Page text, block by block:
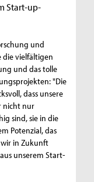
Start-up-
und
die vielfältigen
und das tolle
"Die
dass unsere
nicht nur
sind, sie in die
Potenzial, das
wir in Zukunft
unserem Start-